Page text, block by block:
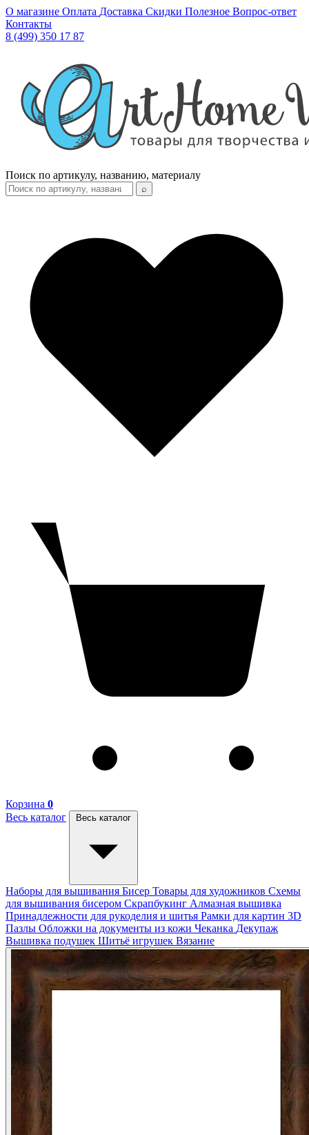
О магазине Оплата Доставка Скидки Полезное Вопрос-ответ
Контакты
8 (499) 350 17 87
Поиск по артикулу, названию, материалу
⌕
Корзина 0
Весь каталог
Весь каталог
Наборы для вышивания Бисер Товары для художников Схемы
для вышивания бисером Скрапбукинг Алмазная вышивка
Принадлежности для рукоделия и шитья Рамки для картин 3D
Пазлы Обложки на документы из кожи Чеканка Декупаж
Вышивка подушек Шитьё игрушек Вязание